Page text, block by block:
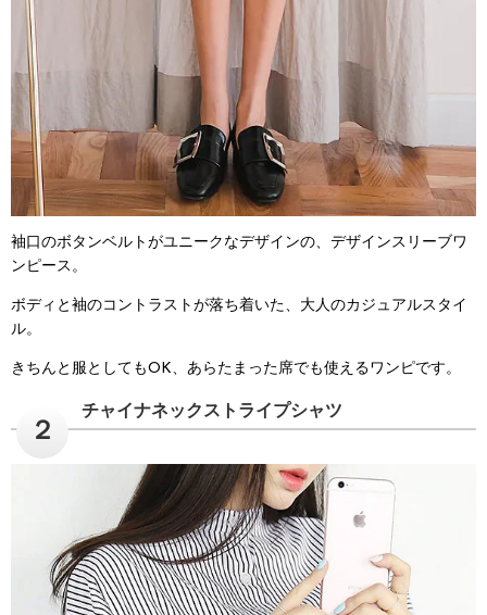
袖口のボタンベルトがユニークなデザインの、デザインスリーブワ
ンピース。
ボディと袖のコントラストが落ち着いた、大人のカジュアルスタイ
ル。
きちんと服としてもOK、あらたまった席でも使えるワンピです。
２
チャイナネックストライプシャツ